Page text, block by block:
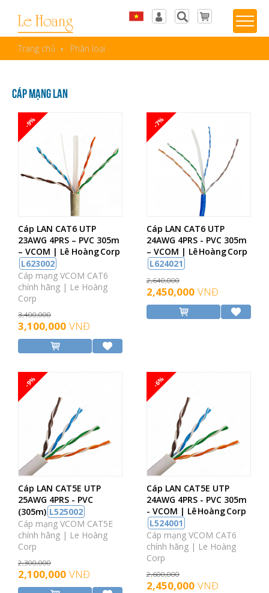
Trang chủ Phân loại
Cáp mạng LAN
-9%
Cáp LAN CAT6 UTP
23AWG 4PRS – PVC 305m
– VCOM | Lê Hoàng Corp
L623002
Cáp mạng VCOM CAT6
chính hãng | Le Hoàng
Corp
3,400,000
3,100,000 VNĐ
-7%
Cáp LAN CAT6 UTP
24AWG 4PRS - PVC 305m
– VCOM | Lê Hoàng Corp
L624021
2,640,000
2,450,000 VNĐ
-9%
Cáp LAN CAT5E UTP
25AWG 4PRS - PVC
(305m) L525002
Cáp mạng VCOM CAT5E
chính hãng | Le Hoàng
Corp
2,300,000
2,100,000 VNĐ
-6%
Cáp LAN CAT5E UTP
24AWG 4PRS - PVC 305m
- VCOM | Lê Hoàng Corp
L524001
Cáp mạng VCOM CAT6
chính hãng | Le Hoàng
Corp
2,600,000
2,450,000 VNĐ